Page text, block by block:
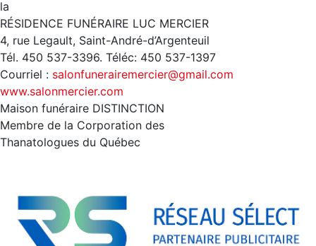
la
RÉSIDENCE FUNÉRAIRE LUC MERCIER
4, rue Legault, Saint-André-d’Argenteuil
Tél. 450 537-3396. Téléc: 450 537-1397
Courriel : salonfunerairemercier@gmail.com
www.salonmercier.com
Maison funéraire DISTINCTION
Membre de la Corporation des
Thanatologues du Québec